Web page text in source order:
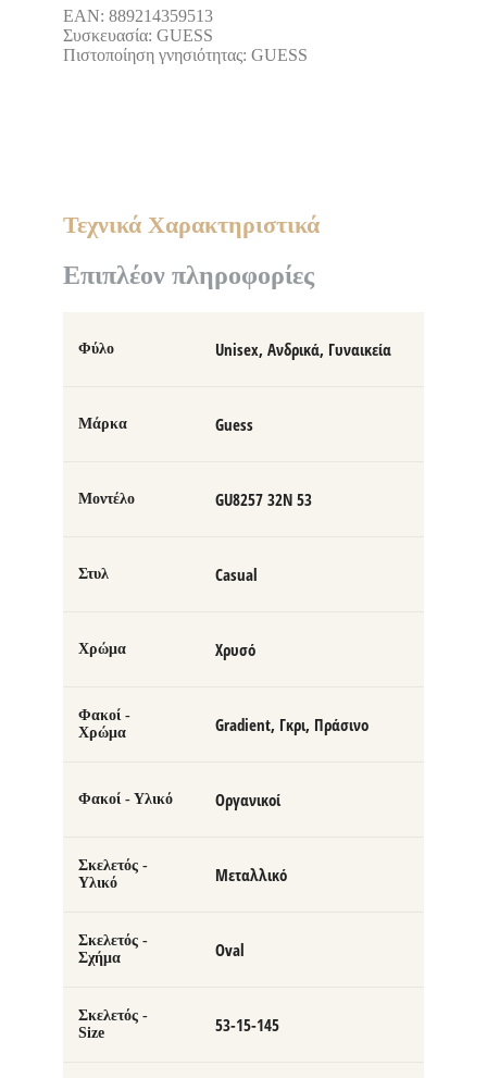
EAN: 889214359513
Συσκευασία: GUESS
Πιστοποίηση γνησιότητας: GUESS
Τεχνικά Χαρακτηριστικά
Επιπλέον πληροφορίες
Φύλο Unisex, Ανδρικά, Γυναικεία
Μάρκα Guess
Μοντέλο GU8257 32N 53
Στυλ Casual
Χρώμα Χρυσό
Φακοί -
Χρώμα
Gradient, Γκρι, Πράσινο
Φακοί - Υλικό Οργανικοί
Σκελετός -
Υλικό
Μεταλλικό
Σκελετός -
Σχήμα
Oval
Σκελετός -
Size
53-15-145